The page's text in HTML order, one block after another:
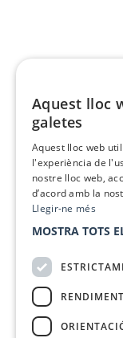
Aquest lloc
galetes
Aquest lloc web
l'experiència de
nostre lloc web,
d’acord amb la
Llegir-ne més
MOSTRA TOTS
RENDIMENT